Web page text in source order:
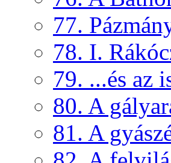
77.
78. I.
79. ...és az
80. A
81. A